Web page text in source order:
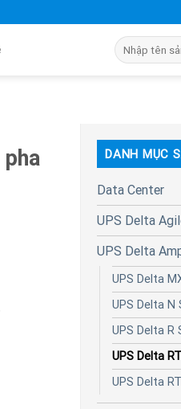
Hệ
Search
for:
DANH MỤC
Data Center
UPS Delta
UPS Delta
UPS Delta
UPS Delta N
UPS Delta R
UPS Delta
UPS Delta